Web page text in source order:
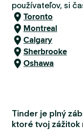
používateľov, si
Toronto
Montreal
Calgary
Sherbrooke
Oshawa
Tinder je plný
ktoré tvoj zážitok